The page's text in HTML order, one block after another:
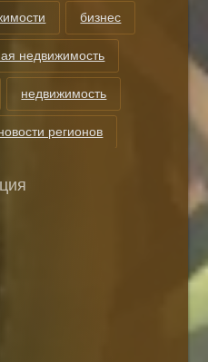
бизнес
недвижимость
недвижимость
регионов